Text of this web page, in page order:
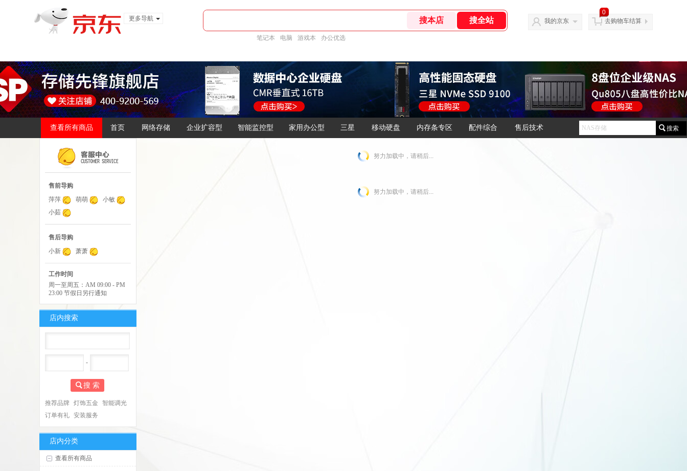
更多导航
笔记本 电脑 游戏本 办公优选
我的京东
0
去购物车结算
查看所有商品 首页 网络存储 企业扩容型 智能监控型 家用办公型 三星 移动硬盘 内存条专区 配件综合 售后技术 搜索
售前导购
萍萍
萌萌
小敏
小茹
售后导购
小新
萧萧
工作时间
周一至周五：AM 09:00 - PM
23:00 节假日另行通知
店内搜索
-
搜 索
推荐品牌 灯饰五金
智能调光
订单有礼 安装服务
店内分类
查看所有商品
努力加载中，请稍后...
努力加载中，请稍后...